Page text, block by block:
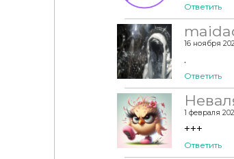
Ответить
16 ноября
.
Ответить
1 февраля
+++
Ответить